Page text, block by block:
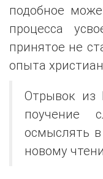
подобное
процесса
принятое не
опыта
Отрывок из
поучение
осмыслять
новому